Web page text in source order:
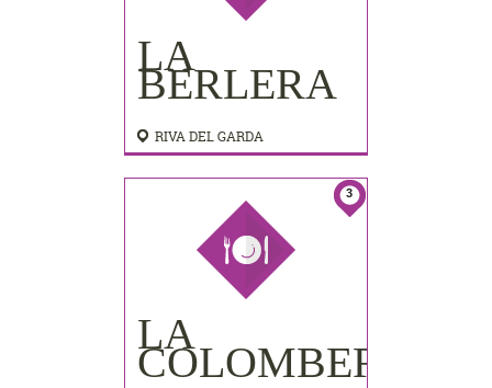
LA
BERLERA
RIVA DEL GARDA
3
LA
COLOMBERA